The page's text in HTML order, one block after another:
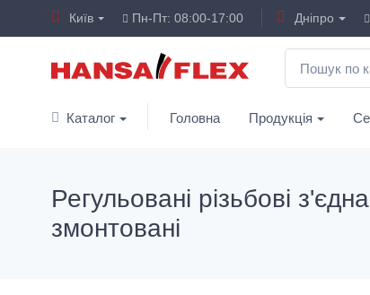
Київ Пн-Пт: 08:00-17:00 Дніпро
Каталог Головна Продукція
Регульовані різьбові
змонтовані